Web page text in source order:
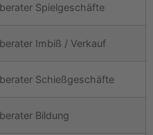
Spielgeschäfte
Imbiß / Verkauf
Schießgeschäfte
Bildung